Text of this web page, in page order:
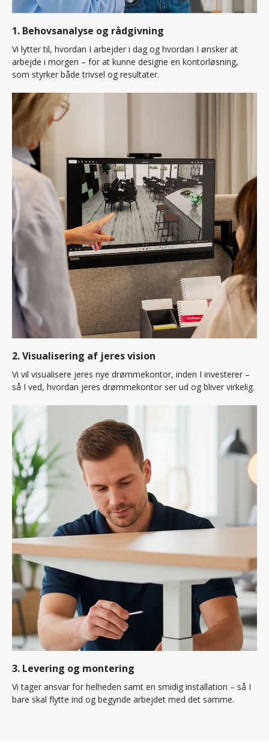
1. Behovsanalyse og rådgivning
Vi lytter til, hvordan I arbejder i dag og hvordan I ønsker at
arbejde i morgen – for at kunne designe en kontorløsning,
som styrker både trivsel og resultater.
2. Visualisering af jeres vision
Vi vil visualisere jeres nye drømmekontor, inden I investerer –
så I ved, hvordan jeres drømmekontor ser ud og bliver virkelig.
3. Levering og montering
Vi tager ansvar for helheden samt en smidig installation – så I
bare skal flytte ind og begynde arbejdet med det samme.